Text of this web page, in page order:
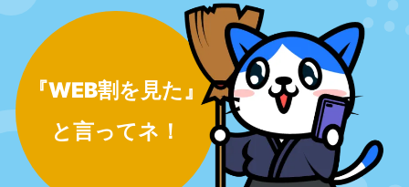
『WEB割を見た』
と言ってネ！